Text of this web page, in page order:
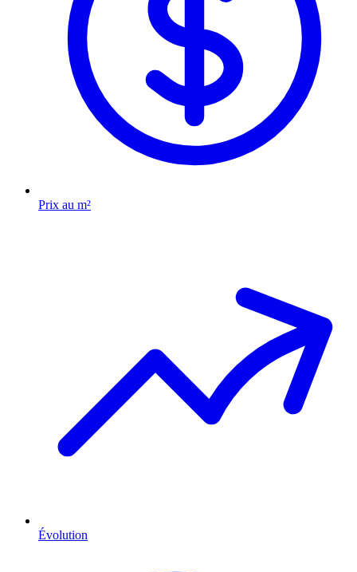
Prix au m²
Évolution